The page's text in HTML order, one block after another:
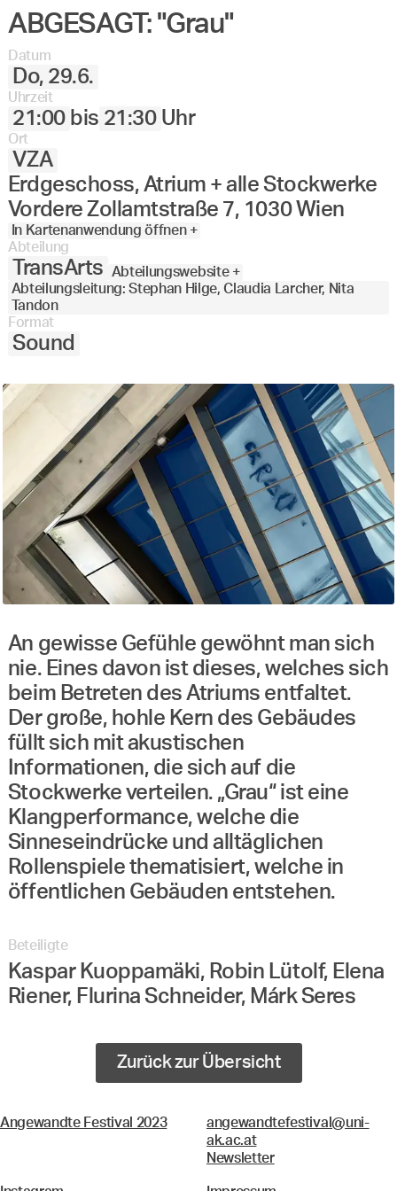
27. 28. 29. 30. Juni
ABGESAGT: "Grau"
Datum
Do, 29.6.
Uhrzeit
21:00 bis 21:30 Uhr
Ort
VZA
Erdgeschoss, Atrium + alle Stockwerke
Vordere Zollamtstraße 7, 1030 Wien
In Kartenanwendung öffnen +
Abteilung
TransArts
Abteilungswebsite +
Abteilungsleitung: Stephan Hilge, Claudia Larcher, Nita
Tandon
Format
Sound
An gewisse Gefühle gewöhnt man sich
nie. Eines davon ist dieses, welches sich
beim Betreten des Atriums entfaltet.
Der große, hohle Kern des Gebäudes
füllt sich mit akustischen
Informationen, die sich auf die
Stockwerke verteilen. „Grau“ ist eine
Klangperformance, welche die
Sinneseindrücke und alltäglichen
Rollenspiele thematisiert, welche in
öffentlichen Gebäuden entstehen.
Beteiligte
Kaspar Kuoppamäki, Robin Lütolf, Elena
Riener, Flurina Schneider, Márk Seres
Zurück zur Übersicht
Angewandte Festival 2023
angewandtefestival@uni-
ak.ac.at
Newsletter